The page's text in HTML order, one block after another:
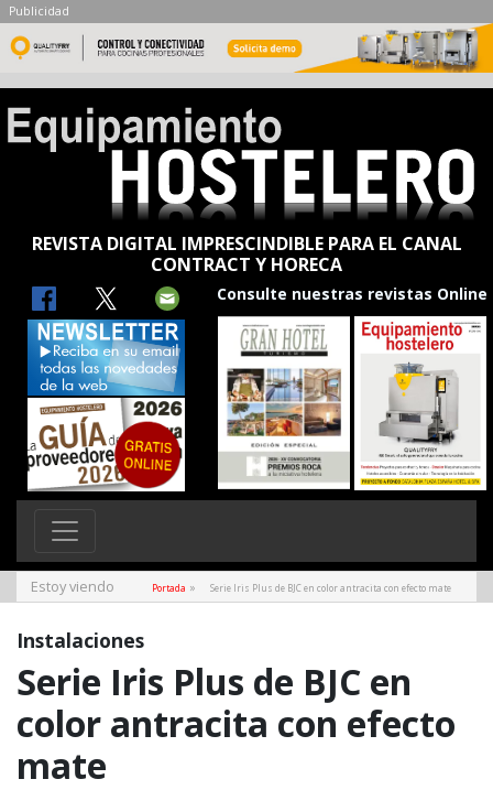
Publicidad
REVISTA DIGITAL IMPRESCINDIBLE PARA EL CANAL
CONTRACT Y HORECA
Consulte nuestras revistas Online
Estoy viendo Portada » Serie Iris Plus de BJC en color antracita con efecto mate
Instalaciones
Serie Iris Plus de BJC en
color antracita con efecto
mate